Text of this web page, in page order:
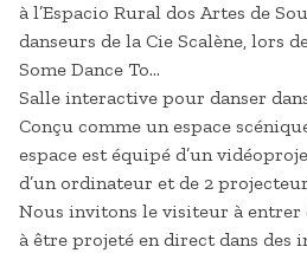
à l’Espacio Rural dos Artes de
danseurs de la Cie Scalène, lors
Some Dance To…
Salle interactive pour danser
Conçu comme un espace
espace est équipé d’un
d’un ordinateur et de 2
Nous invitons le visiteur à entrer
à être projeté en direct dans des